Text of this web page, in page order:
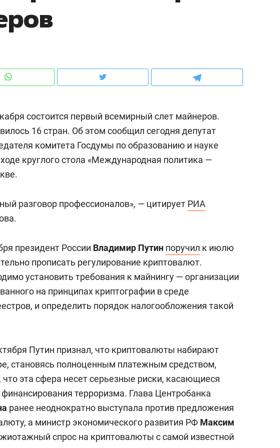
состоится первый всемирный слет майнеров.
16 стран. Об этом сообщил сегодня депутат
комитета Госдумы по образованию и науке
круглого стола «Международная политика —
разговор профессионалов», — цитирует РИА
президент России Владимир Путин поручил к июлю
прописать регулирование криптовалют.
установить требования к майнингу — организации
на принципах криптографии в среде
и определить порядок налогообложения такой
Путин признал, что криптовалюты набирают
становясь полноценным платежным средством,
, что эта сфера несет серьезные риски, касающиеся
терроризма. Глава Центробанка
ранее неоднократно выступала против предложения
а министр экономического развития РФ Максим
спрос на криптовалюты с самой известной
знать аксакалов и
Психотерапевт «Фороса»:
«Директорский невроз» –
Наседкина: «Ремонт